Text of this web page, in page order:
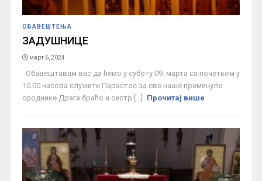
ОБАВЕШТЕЊА
ЗАДУШНИЦЕ
март 6, 2024
Обавештавам вас да ћемо у суботу 09. марта са почетком у
10.00 часова служити Парастос за све наше преминуле
сроднике Драга браћо и сестр [...]
Прочитај више